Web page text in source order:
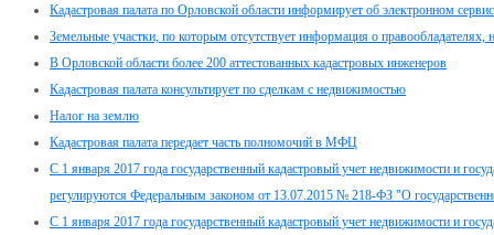
Кадастровая палата по Орловской области информирует об электронном
Земельные участки, по которым отсутствует информация о правообладателях,
В Орловской области более 200 аттестованных кадастровых инженеров
Кадастровая палата консультирует по сделкам с недвижимостью
Налог на землю
Кадастровая палата передает часть полномочий в МФЦ
С 1 января 2017 года государственный кадастровый учет недвижимости и
регулируются Федеральным законом от 13.07.2015 № 218-ФЗ "О
С 1 января 2017 года государственный кадастровый учет недвижимости и